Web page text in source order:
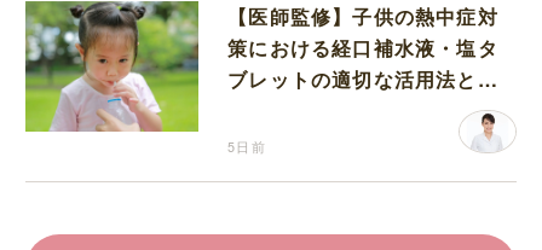
【医師監修】子供の熱中症対
策における経口補水液・塩タ
ブレットの適切な活用法と水
5日前